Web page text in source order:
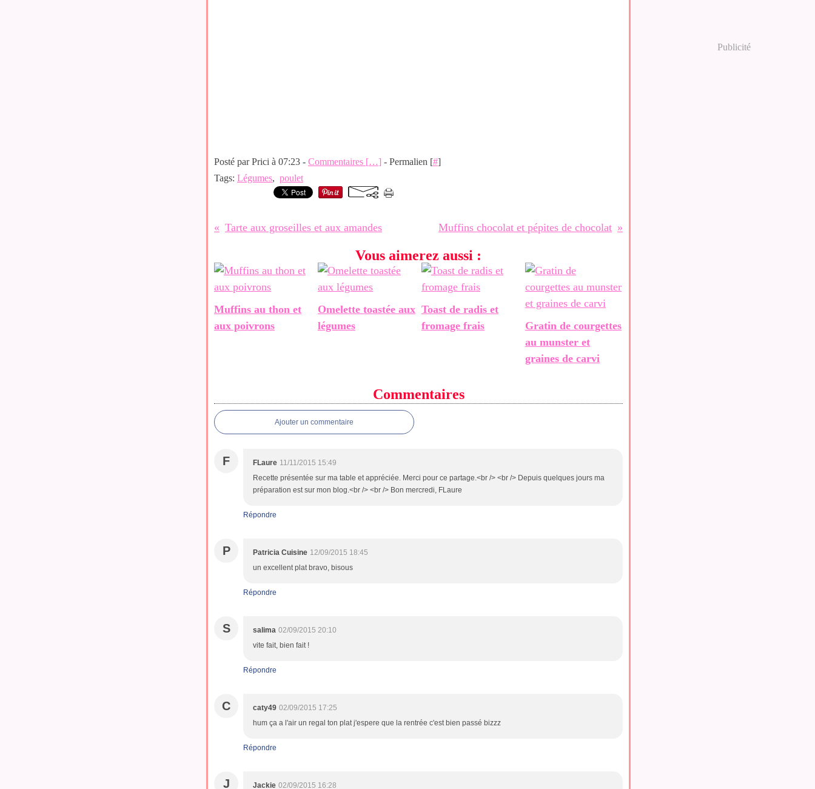
Posté par Prici à 07:23 - Commentaires […] - Permalien [#]
Tags: Légumes, poulet
Tarte aux groseilles et aux amandes Muffins chocolat et pépites de chocolat
Vous aimerez aussi :
Muffins au thon et
aux poivrons
Omelette toastée aux
légumes
Toast de radis et
fromage frais
Gratin de courgettes
au munster et
graines de carvi
Commentaires
Ajouter un commentaire
F FLaure 11/11/2015 15:49
Recette présentée sur ma table et appréciée. Merci pour ce partage.<br /> <br /> Depuis quelques jours ma
préparation est sur mon blog.<br /> <br /> Bon mercredi, FLaure
Répondre
P Patricia Cuisine 12/09/2015 18:45
un excellent plat bravo, bisous
Répondre
S salima 02/09/2015 20:10
vite fait, bien fait !
Répondre
C caty49 02/09/2015 17:25
hum ça a l'air un regal ton plat j'espere que la rentrée c'est bien passé bizzz
Répondre
J Jackie 02/09/2015 16:28
Publicité